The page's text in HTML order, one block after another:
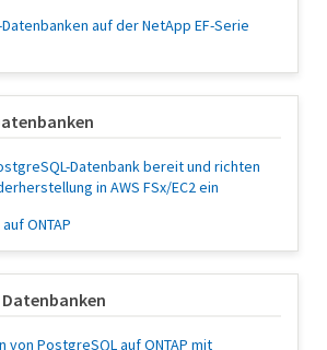
auf der NetApp EF-Serie
Datenbank bereit und richten
in AWS FSx/EC2 ein
ONTAP
von PostgreSQL auf ONTAP mit